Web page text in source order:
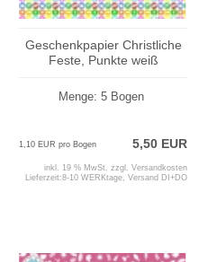
Geschenkpapier Christliche
Feste, Punkte weiß
Menge: 5 Bogen
5,50 EUR
1,10 EUR pro Bogen
inkl. 19 % MwSt. zzgl. Versandkosten
Lieferzeit:8-10 WERKtage, Versand DI+DO